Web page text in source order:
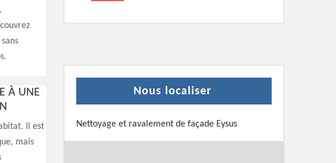
À UNE
Il est
mais
Nous localiser
Nettoyage et ravalement de façade Eysus